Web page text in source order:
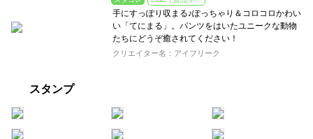
手にすっぽり収まる♪ぽっちゃり＆コロコロかわい
い「てにまる」。パンツをはいたユニークな動物
たちにどうぞ癒されてください！
クリエイター名：アイフリーク
スタンプ